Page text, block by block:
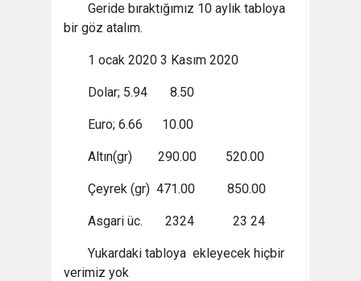
Geride bıraktığımız 10 aylık tabloya
bir göz atalım.
1 ocak 2020 3 Kasım 2020
Dolar; 5.94 8.50
Euro; 6.66 10.00
Altın(gr) 290.00 520.00
Çeyrek (gr) 471.00 850.00
Asgari üc. 2324 23 24
Yukardaki tabloya ekleyecek hiçbir
verimiz yok